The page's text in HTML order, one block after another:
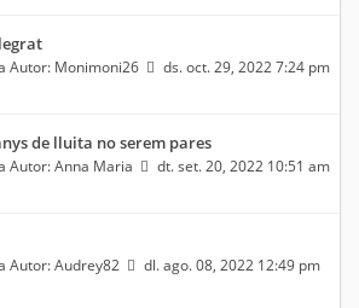
Autor: Monimoni26
ds. oct. 29, 2022 7:24 pm
de lluita no serem pares
Autor:Anna Maria
dt. set. 20, 2022 10:51 am
Autor:Audrey82
dl. ago. 08, 2022 12:49 pm